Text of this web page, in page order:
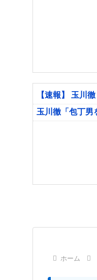
【速報】 玉川
玉川徹「包丁
ホーム